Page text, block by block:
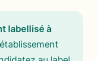
labellisé à